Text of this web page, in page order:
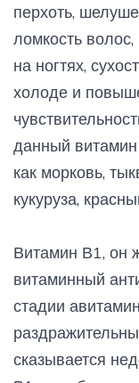
перхоть,
ломкость волос,
на ногтях,
холоде и
данный витамин
как морковь,
кукуруза,
Витамин В1, он
витаминный
стадии
сказывается